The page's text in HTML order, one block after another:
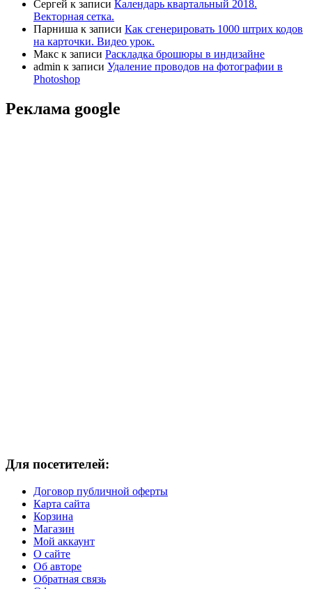
Сергей к записи Календарь квартальный 2018.
Векторная сетка.
Парниша к записи Как сгенерировать 1000 штрих кодов
на карточки. Видео урок.
Макс к записи Раскладка брошюры в индизайне
admin к записи Удаление проводов на фотографии в
Photoshop
Реклама google
Для посетителей:
Договор публичной оферты
Карта сайта
Корзина
Магазин
Мой аккаунт
О сайте
Об авторе
Обратная связь